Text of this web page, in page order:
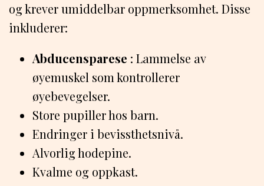
og krever umiddelbar oppmerksomhet. Disse
inkluderer:
Abducensparese : Lammelse av
øyemuskel som kontrollerer
øyebevegelser.
Store pupiller hos barn.
Endringer i bevissthetsnivå.
Alvorlig hodepine.
Kvalme og oppkast.